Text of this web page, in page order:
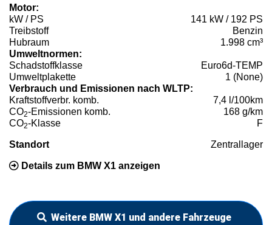
Motor:
kW / PS
141 kW / 192 PS
Treibstoff
Benzin
Hubraum
1.998 cm³
Umweltnormen:
Schadstoffklasse
Euro6d-TEMP
Umweltplakette
1 (None)
Verbrauch und Emissionen nach WLTP:
Kraftstoffverbr. komb.
7,4 l/100km
CO2-Emissionen komb.
168 g/km
CO2-Klasse F
Standort Zentrallager
Details zum BMW X1 anzeigen
Weitere BMW X1 und andere Fahrzeuge